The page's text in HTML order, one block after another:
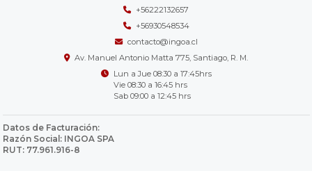
+56222132657
+56930548534
contacto@ingoa.cl
Av. Manuel Antonio Matta 775, Santiago, R. M.
Lun a Jue 08:30 a 17:45hrs
Vie 08:30 a 16:45 hrs
Sab 09:00 a 12:45 hrs
Datos de Facturación:
Razón Social: INGOA SPA
RUT: 77.961.916-8